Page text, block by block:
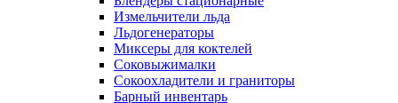
Измельчители льда
Льдогенераторы
Миксеры для коктелей
Соковыжималки
Сокоохладители и граниторы
Барный инвентарь